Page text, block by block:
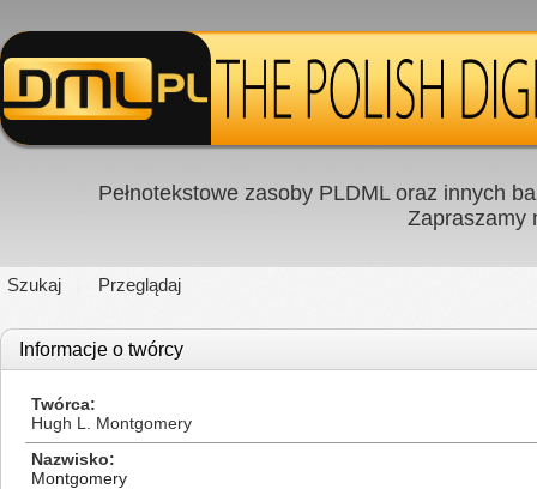
Pełnotekstowe zasoby PLDML oraz innych
Zapraszamy
Szukaj Przeglądaj
Informacje o twórcy
Twórca
Hugh L. Montgomery
Nazwisko
Montgomery